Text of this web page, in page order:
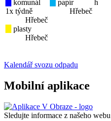
komunál
1x týdně
Hřebeč
plasty
Hřebeč
papír
Hřebeč
h
Kalendář svozu odpadu
Mobilní aplikace
Sledujte informace z našeho